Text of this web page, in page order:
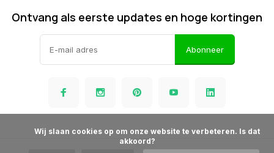
Ontvang als eerste updates en hoge kortingen
Abonneer
akkoord?